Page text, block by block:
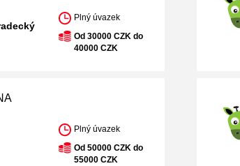
Plný úvazek
Od 30000 CZK do
40000 CZK
Plný úvazek
Od 50000 CZK do
55000 CZK